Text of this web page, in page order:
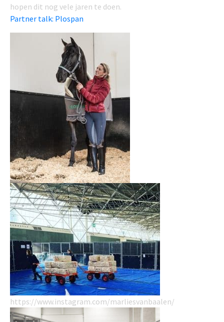
hopen dit nog vele jaren te doen.
Partner talk: Plospan
https://www.instagram.com/marliesvanbaalen/